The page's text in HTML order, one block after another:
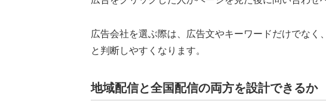
広告会社を選ぶ際は、広告文やキーワードだけでな
と判断しやすくなります。
地域配信と全国配信の両方を設計できるか